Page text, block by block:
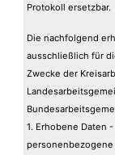
Protokoll ersetzbar.
Die nachfolgend
ausschließlich für
Zwecke der
1. Erhobene Daten
personenbezogene